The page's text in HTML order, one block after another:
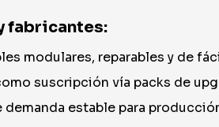
fabricantes:
modulares, reparables y de
suscripción vía packs de
estable para